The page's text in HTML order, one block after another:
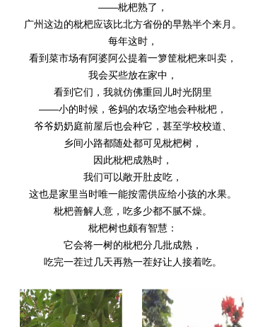
——枇杷熟了，
广州这边的枇杷应该比北方省份的早熟半个来月。
每年这时，
看到菜市场有阿婆阿公提着一箩筐枇杷来叫卖，
我会买些放在家中，
看到它们，我就仿佛重回儿时光阴里
——小的时候，爸妈的农场空地会种枇杷，
爷爷奶奶庭前屋后也会种它，甚至学校校道、
乡间小路都随处都可见枇杷树，
因此枇杷成熟时，
我们可以敞开肚皮吃，
这也是家里当时唯一能按需供应给小孩的水果。
枇杷善解人意，吃多少都不腻不燥。
枇杷树也颇有智慧：
它会将一树的枇杷分几批成熟，
吃完一茬过几天再熟一茬好让人接着吃。